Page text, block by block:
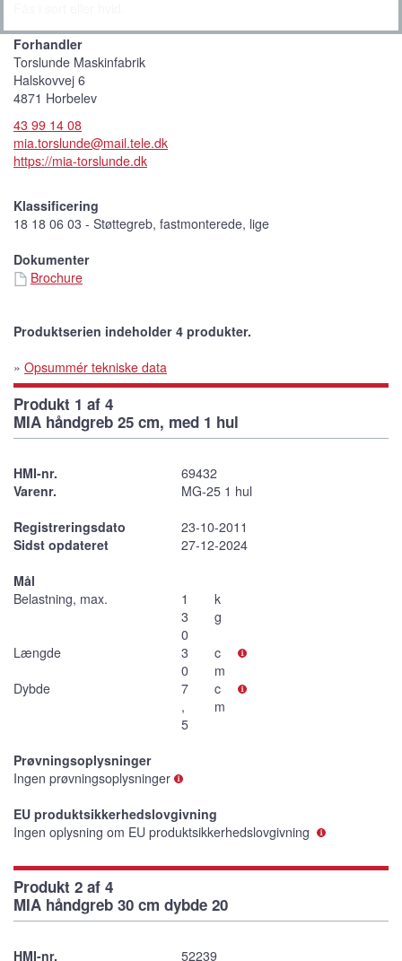
Forhandler
Torslunde Maskinfabrik
Halskovvej 6
4871 Horbelev
43 99 14 08
mia.torslunde@mail.tele.dk
https://mia-torslunde.dk
Klassificering
18 18 06 03 - Støttegreb, fastmonterede, lige
Dokumenter
Brochure
Produktserien indeholder 4 produkter.
» Opsummér tekniske data
Produkt 1 af 4
MIA håndgreb 25 cm, med 1 hul
HMI-nr.
69432
Varenr.
MG-25 1 hul
Registreringsdato
23-10-2011
Sidst opdateret
27-12-2024
Mål
Belastning, max.
1
3
0
k
g
Længde
3
0
c
m
Dybde
7
,
5
c
m
Prøvningsoplysninger
Ingen prøvningsoplysninger
EU produktsikkerhedslovgivning
Ingen oplysning om EU produktsikkerhedslovgivning
Produkt 2 af 4
MIA håndgreb 30 cm dybde 20
HMI-nr. 52239